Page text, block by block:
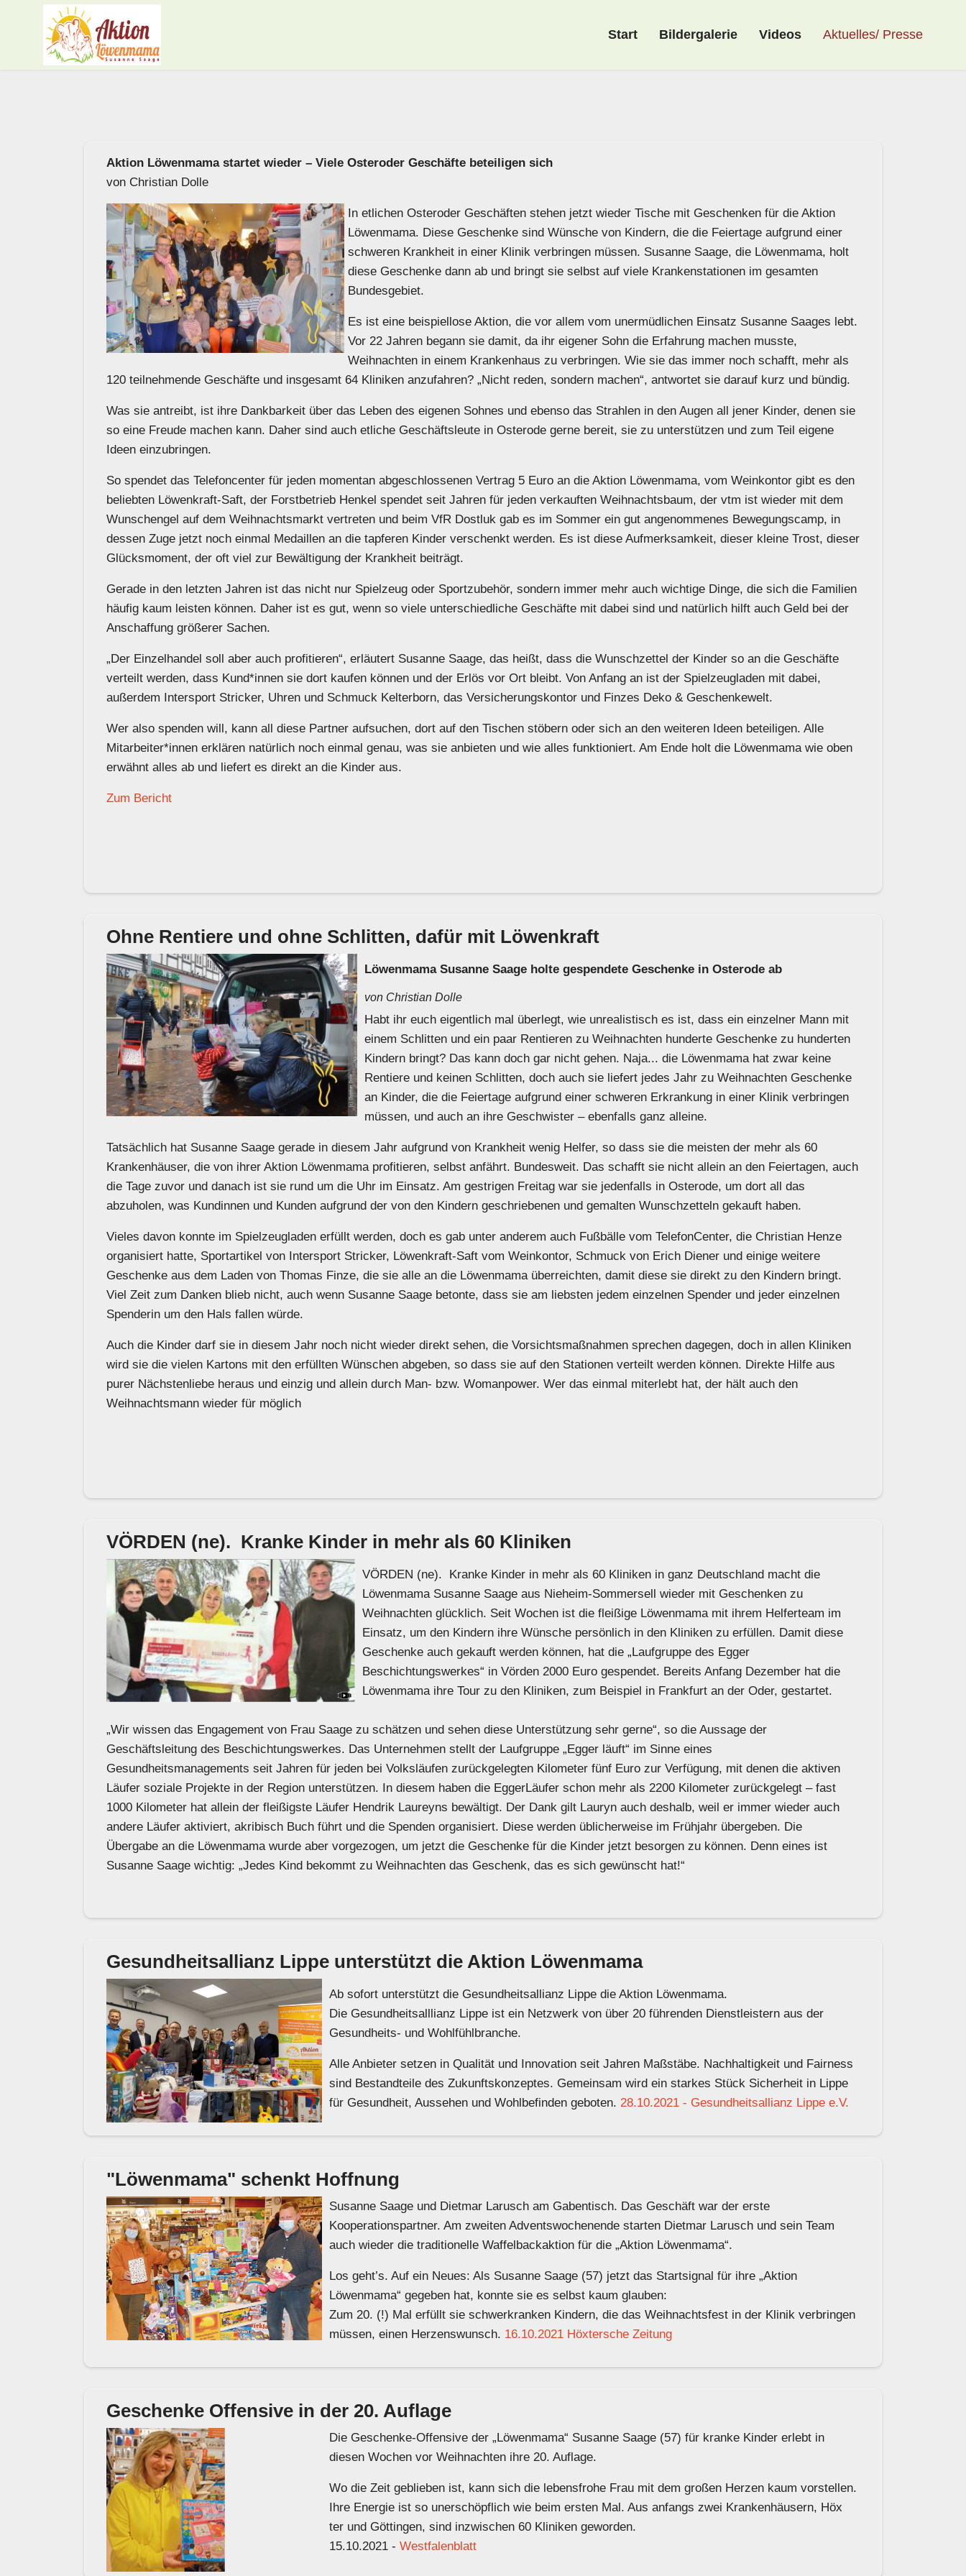
Start Bildergalerie Videos Aktuelles/ Presse
Aktion Löwenmama startet wieder – Viele Osteroder Geschäfte beteiligen sich
von Christian Dolle
In etlichen Osteroder Geschäften stehen jetzt wieder Tische mit Geschenken für die Aktion
Löwenmama. Diese Geschenke sind Wünsche von Kindern, die die Feiertage aufgrund einer
schweren Krankheit in einer Klinik verbringen müssen. Susanne Saage, die Löwenmama, holt
diese Geschenke dann ab und bringt sie selbst auf viele Krankenstationen im gesamten
Bundesgebiet.
Es ist eine beispiellose Aktion, die vor allem vom unermüdlichen Einsatz Susanne Saages lebt.
Vor 22 Jahren begann sie damit, da ihr eigener Sohn die Erfahrung machen musste,
Weihnachten in einem Krankenhaus zu verbringen. Wie sie das immer noch schafft, mehr als
120 teilnehmende Geschäfte und insgesamt 64 Kliniken anzufahren? „Nicht reden, sondern machen“, antwortet sie darauf kurz und bündig.
Was sie antreibt, ist ihre Dankbarkeit über das Leben des eigenen Sohnes und ebenso das Strahlen in den Augen all jener Kinder, denen sie
so eine Freude machen kann. Daher sind auch etliche Geschäftsleute in Osterode gerne bereit, sie zu unterstützen und zum Teil eigene
Ideen einzubringen.
So spendet das Telefoncenter für jeden momentan abgeschlossenen Vertrag 5 Euro an die Aktion Löwenmama, vom Weinkontor gibt es den
beliebten Löwenkraft-Saft, der Forstbetrieb Henkel spendet seit Jahren für jeden verkauften Weihnachtsbaum, der vtm ist wieder mit dem
Wunschengel auf dem Weihnachtsmarkt vertreten und beim VfR Dostluk gab es im Sommer ein gut angenommenes Bewegungscamp, in
dessen Zuge jetzt noch einmal Medaillen an die tapferen Kinder verschenkt werden. Es ist diese Aufmerksamkeit, dieser kleine Trost, dieser
Glücksmoment, der oft viel zur Bewältigung der Krankheit beiträgt.
Gerade in den letzten Jahren ist das nicht nur Spielzeug oder Sportzubehör, sondern immer mehr auch wichtige Dinge, die sich die Familien
häufig kaum leisten können. Daher ist es gut, wenn so viele unterschiedliche Geschäfte mit dabei sind und natürlich hilft auch Geld bei der
Anschaffung größerer Sachen.
„Der Einzelhandel soll aber auch profitieren“, erläutert Susanne Saage, das heißt, dass die Wunschzettel der Kinder so an die Geschäfte
verteilt werden, dass Kund*innen sie dort kaufen können und der Erlös vor Ort bleibt. Von Anfang an ist der Spielzeugladen mit dabei,
außerdem Intersport Stricker, Uhren und Schmuck Kelterborn, das Versicherungskontor und Finzes Deko & Geschenkewelt.
Wer also spenden will, kann all diese Partner aufsuchen, dort auf den Tischen stöbern oder sich an den weiteren Ideen beteiligen. Alle
Mitarbeiter*innen erklären natürlich noch einmal genau, was sie anbieten und wie alles funktioniert. Am Ende holt die Löwenmama wie oben
erwähnt alles ab und liefert es direkt an die Kinder aus.
Zum Bericht
Ohne Rentiere und ohne Schlitten, dafür mit Löwenkraft
Löwenmama Susanne Saage holte gespendete Geschenke in Osterode ab
von Christian Dolle
Habt ihr euch eigentlich mal überlegt, wie unrealistisch es ist, dass ein einzelner Mann mit
einem Schlitten und ein paar Rentieren zu Weihnachten hunderte Geschenke zu hunderten
Kindern bringt? Das kann doch gar nicht gehen. Naja... die Löwenmama hat zwar keine
Rentiere und keinen Schlitten, doch auch sie liefert jedes Jahr zu Weihnachten Geschenke
an Kinder, die die Feiertage aufgrund einer schweren Erkrankung in einer Klinik verbringen
müssen, und auch an ihre Geschwister – ebenfalls ganz alleine.
Tatsächlich hat Susanne Saage gerade in diesem Jahr aufgrund von Krankheit wenig Helfer, so dass sie die meisten der mehr als 60
Krankenhäuser, die von ihrer Aktion Löwenmama profitieren, selbst anfährt. Bundesweit. Das schafft sie nicht allein an den Feiertagen, auch
die Tage zuvor und danach ist sie rund um die Uhr im Einsatz. Am gestrigen Freitag war sie jedenfalls in Osterode, um dort all das
abzuholen, was Kundinnen und Kunden aufgrund der von den Kindern geschriebenen und gemalten Wunschzetteln gekauft haben.
Vieles davon konnte im Spielzeugladen erfüllt werden, doch es gab unter anderem auch Fußbälle vom TelefonCenter, die Christian Henze
organisiert hatte, Sportartikel von Intersport Stricker, Löwenkraft-Saft vom Weinkontor, Schmuck von Erich Diener und einige weitere
Geschenke aus dem Laden von Thomas Finze, die sie alle an die Löwenmama überreichten, damit diese sie direkt zu den Kindern bringt.
Viel Zeit zum Danken blieb nicht, auch wenn Susanne Saage betonte, dass sie am liebsten jedem einzelnen Spender und jeder einzelnen
Spenderin um den Hals fallen würde.
Auch die Kinder darf sie in diesem Jahr noch nicht wieder direkt sehen, die Vorsichtsmaßnahmen sprechen dagegen, doch in allen Kliniken
wird sie die vielen Kartons mit den erfüllten Wünschen abgeben, so dass sie auf den Stationen verteilt werden können. Direkte Hilfe aus
purer Nächstenliebe heraus und einzig und allein durch Man- bzw. Womanpower. Wer das einmal miterlebt hat, der hält auch den
Weihnachtsmann wieder für möglich
VÖRDEN (ne). Kranke Kinder in mehr als 60 Kliniken
VÖRDEN (ne). Kranke Kinder in mehr als 60 Kliniken in ganz Deutschland macht die
Löwenmama Susanne Saage aus Nieheim-Sommersell wieder mit Geschenken zu
Weihnachten glücklich. Seit Wochen ist die fleißige Löwenmama mit ihrem Helferteam im
Einsatz, um den Kindern ihre Wünsche persönlich in den Kliniken zu erfüllen. Damit diese
Geschenke auch gekauft werden können, hat die „Laufgruppe des Egger
Beschichtungswerkes“ in Vörden 2000 Euro gespendet. Bereits Anfang Dezember hat die
Löwenmama ihre Tour zu den Kliniken, zum Beispiel in Frankfurt an der Oder, gestartet.
„Wir wissen das Engagement von Frau Saage zu schätzen und sehen diese Unterstützung sehr gerne“, so die Aussage der
Geschäftsleitung des Beschichtungswerkes. Das Unternehmen stellt der Laufgruppe „Egger läuft“ im Sinne eines
Gesundheitsmanagements seit Jahren für jeden bei Volksläufen zurückgelegten Kilometer fünf Euro zur Verfügung, mit denen die aktiven
Läufer soziale Projekte in der Region unterstützen. In diesem haben die EggerLäufer schon mehr als 2200 Kilometer zurückgelegt – fast
1000 Kilometer hat allein der fleißigste Läufer Hendrik Laureyns bewältigt. Der Dank gilt Lauryn auch deshalb, weil er immer wieder auch
andere Läufer aktiviert, akribisch Buch führt und die Spenden organisiert. Diese werden üblicherweise im Frühjahr übergeben. Die
Übergabe an die Löwenmama wurde aber vorgezogen, um jetzt die Geschenke für die Kinder jetzt besorgen zu können. Denn eines ist
Susanne Saage wichtig: „Jedes Kind bekommt zu Weihnachten das Geschenk, das es sich gewünscht hat!“
Gesundheitsallianz Lippe unterstützt die Aktion Löwenmama
Ab sofort unterstützt die Gesundheitsallianz Lippe die Aktion Löwenmama.
Die Gesundheitsalllianz Lippe ist ein Netzwerk von über 20 führenden Dienstleistern aus der
Gesundheits- und Wohlfühlbranche.
Alle Anbieter setzen in Qualität und Innovation seit Jahren Maßstäbe. Nachhaltigkeit und Fairness
sind Bestandteile des Zukunftskonzeptes. Gemeinsam wird ein starkes Stück Sicherheit in Lippe
für Gesundheit, Aussehen und Wohlbefinden geboten. 28.10.2021 - Gesundheitsallianz Lippe e.V.
"Löwenmama" schenkt Hoffnung
Susanne Saage und Dietmar Larusch am Gabentisch. Das Geschäft war der erste
Kooperationspartner. Am zweiten Adventswochenende starten Dietmar Larusch und sein Team
auch wieder die traditionelle Waffelbackaktion für die „Aktion Löwenmama“.
Los geht’s. Auf ein Neues: Als Susanne Saage (57) jetzt das Startsignal für ihre „Aktion
Löwenmama“ gegeben hat, konnte sie es selbst kaum glauben:
Zum 20. (!) Mal erfüllt sie schwerkranken Kindern, die das Weihnachtsfest in der Klinik verbringen
müssen, einen Herzenswunsch. 16.10.2021 Höxtersche Zeitung
Geschenke Offensive in der 20. Auflage
Die Geschenke-Offensive der „Löwenmama“ Susanne Saage (57) für kranke Kinder erlebt in
diesen Wochen vor Weihnachten ihre 20. Auflage.
Wo die Zeit geblieben ist, kann sich die lebensfrohe Frau mit dem großen Herzen kaum vorstellen.
Ihre Energie ist so unerschöpflich wie beim ersten Mal. Aus anfangs zwei Krankenhäusern, Höx
ter und Göttingen, sind inzwischen 60 Kliniken geworden.
15.10.2021 - Westfalenblatt